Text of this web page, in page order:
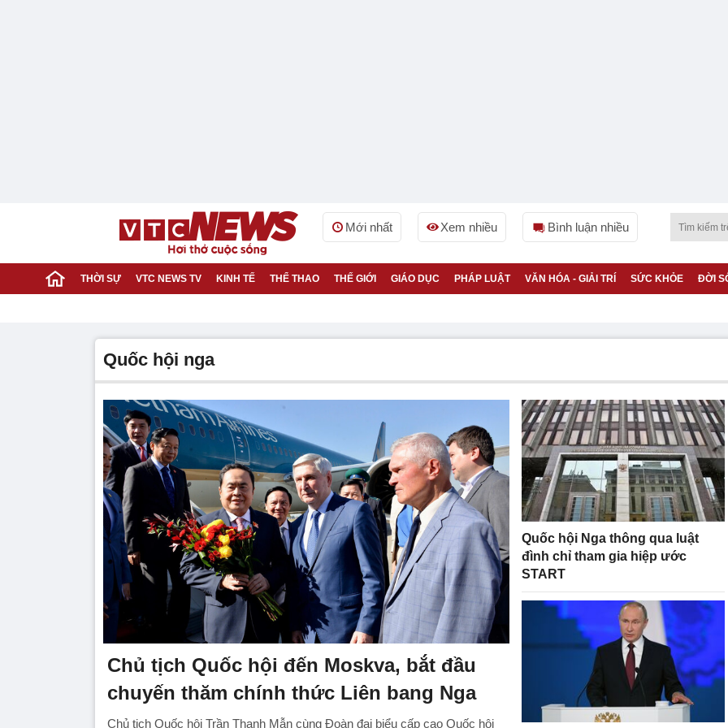
Mới nhất Xem nhiều Bình luận nhiều
THỜI SỰ VTC NEWS TV KINH TẾ THỂ THAO THẾ GIỚI GIÁO DỤC PHÁP LUẬT VĂN HÓA - GIẢI TRÍ SỨC KHỎE ĐỜI
quốc hội nga
Chủ tịch Quốc hội đến Moskva, bắt đầu
chuyến thăm chính thức Liên bang Nga
Chủ tịch Quốc hội Trần Thanh Mẫn cùng Đoàn đại biểu cấp cao Quốc hội
Quốc hội Nga thông qua luật
đình chỉ tham gia hiệp ước
START